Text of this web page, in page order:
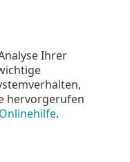
Ihrer
hervorgerufen
.